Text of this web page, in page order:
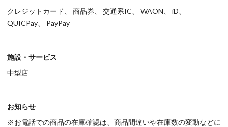
クレジットカード、 商品券、 交通系IC、 WAON、 iD、
QUICPay、 PayPay
施設・サービス
中型店
お知らせ
※お電話での商品の在庫確認は、商品間違いや在庫数の変動などに